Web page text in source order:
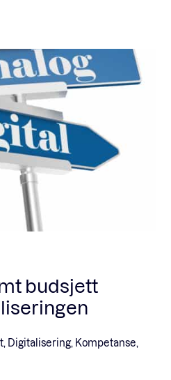
budsjett
Digitalisering, Kompetanse,